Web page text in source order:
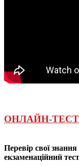
ОНЛАЙН-ТЕСТ
Перевір свої
екзаменаційний